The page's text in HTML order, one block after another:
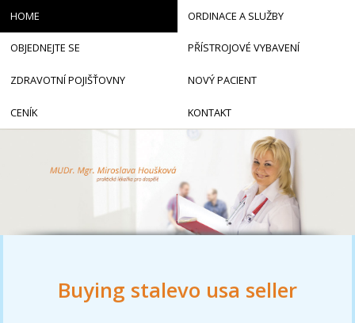
Buying stalevo usa seller
HOME ORDINACE A SLUŽBY
OBJEDNEJTE SE PŘÍSTROJOVÉ VYBAVENÍ
ZDRAVOTNÍ POJIŠŤOVNY NOVÝ PACIENT
CENÍK KONTAKT